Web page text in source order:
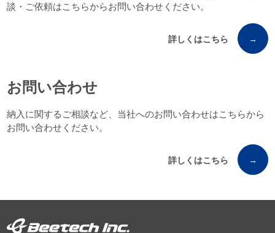
談・ご依頼はこちらからお問い合わせください。
詳しくはこちら →
お問い合わせ
納入に関するご相談など、当社へのお問い合わせはこちらから
お問い合わせください。
詳しくはこちら →